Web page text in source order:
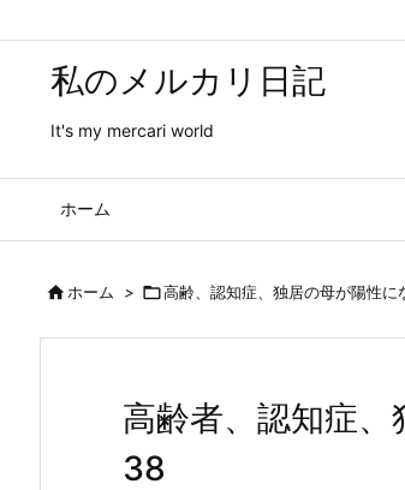
私のメルカリ日記
It's my mercari world
ホーム
ホーム > 高齢、認知症、独居の母が陽性に
高齢者、認知症
38